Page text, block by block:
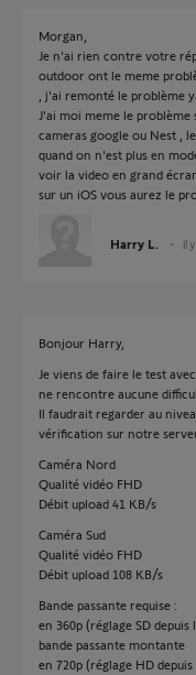
Morgan,
Je n'ai rien contre votre
outdoor ont le meme
, j'ai remonté le problème
J'ai moi meme le
cameras google ou Nest ,
quand on n'est plus en
voir la video en grand
sur un iOS vous aurez le
Harry L. il
Bonjour Harry,
Je viens de faire le test
ne rencontre aucune
Il faudrait regarder au
vérification sur notre
Caméra Nord
Qualité vidéo FHD
Débit upload 41 KB/s
Caméra Sud
Qualité vidéo FHD
Débit upload 108 KB/s
Bande passante requise :
en 360p (réglage SD
bande passante montante
en 720p (réglage HD